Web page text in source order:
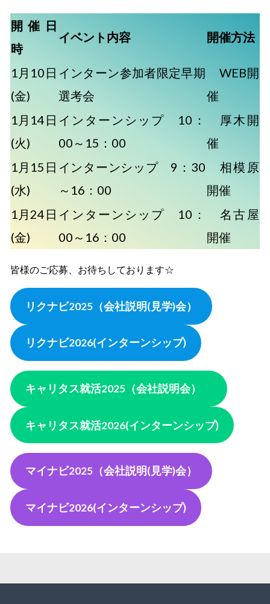
開催日
時
イベント内容 開催方法
1月10日
(金)
インターン参加者限定早期
選考会
WEB開
催
1月14日
(火)
インターンシップ 10：
00～15：00
厚木開
催
1月15日
(水)
インターンシップ 9：30
～16：00
相模原
開催
1月24日
(金)
インターンシップ 10：
00～16：00
名古屋
開催
皆様のご応募、お待ちしております☆
リクナビ2025（会社説明(見学)会）
リクナビ2026(インターンシップ)
キャリタス就活2025 （会社説明会）
キャリタス就活2026(インターンシップ)
マイナビ2025（会社説明(見学)会）
マイナビ2026(インターンシップ)